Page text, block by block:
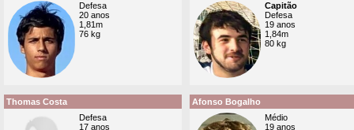
Defesa
20 anos
1,81m
76 kg
Capitão
Defesa
19 anos
1,84m
80 kg
Thomas Costa
Defesa
17 anos
Afonso Bogalho
Médio
19 anos